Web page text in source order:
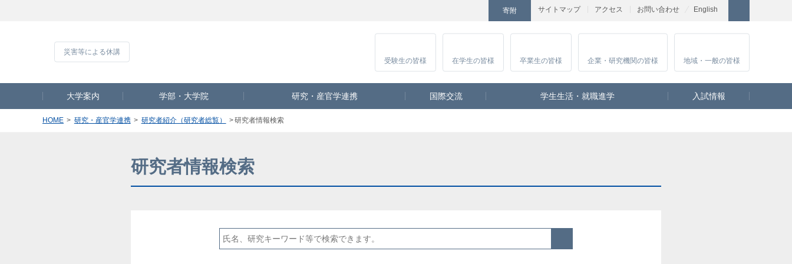
サイトマップ アクセス お問い合わせ
寄附 English
Instagram
受験生の皆様 在学生の皆様 卒業生の皆様 企業・研究機関の皆様 地域・一般の皆様
大学案内 学部・大学院 研究・産官学連携 国際交流 学生生活・就職進学 入試情報
HOME 研究・産官学連携 研究者紹介（研究者総覧） 研究者情報検索
研究者情報検索